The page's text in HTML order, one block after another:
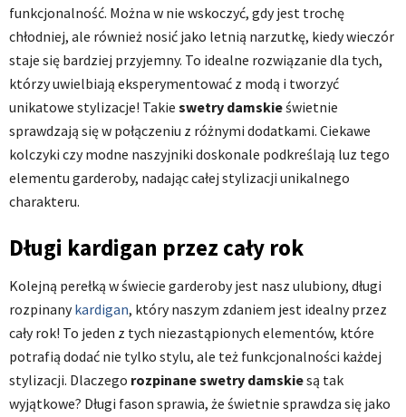
funkcjonalność. Można w nie wskoczyć, gdy jest trochę
chłodniej, ale również nosić jako letnią narzutkę, kiedy wieczór
staje się bardziej przyjemny. To idealne rozwiązanie dla tych,
którzy uwielbiają eksperymentować z modą i tworzyć
unikatowe stylizacje! Takie swetry damskieświetnie
sprawdzają się w połączeniu z różnymi dodatkami. Ciekawe
kolczyki czy modne naszyjniki doskonale podkreślają luz tego
elementu garderoby, nadając całej stylizacji unikalnego
charakteru.
Długi kardigan przez cały rok
Kolejną perełką w świecie garderoby jest nasz ulubiony, długi
rozpinanykardigan, który naszym zdaniem jest idealny przez
cały rok! To jeden z tych niezastąpionych elementów, które
potrafią dodać nie tylko stylu, ale też funkcjonalności każdej
stylizacji. Dlaczego rozpinane swetry damskiesą tak
wyjątkowe? Długi fason sprawia, że świetnie sprawdza się jako